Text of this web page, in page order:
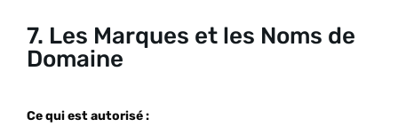
7. Les Marques et les Noms de
Domaine
Ce qui est autorisé :